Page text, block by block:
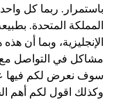
باستمرار. ربما كل
المملكة المتحدة.
الإنجليزية، وبما أن
مشاكل في التواصل مع
سوف نعرض لكم فيها
وكذلك اقول لكم أهم